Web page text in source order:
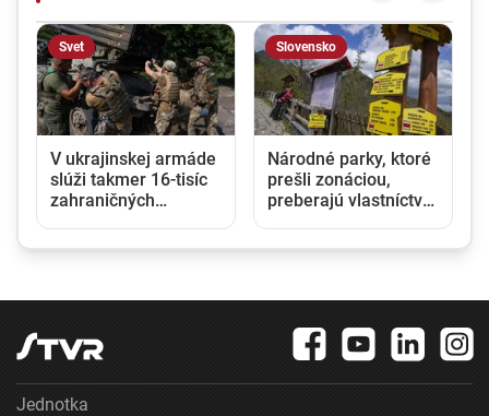
Svet
V ukrajinskej armáde
slúži takmer 16-tisíc
zahraničných
Slovensko
Národné parky, ktoré
prešli zonáciou,
preberajú vlastníctvo
Jednotka